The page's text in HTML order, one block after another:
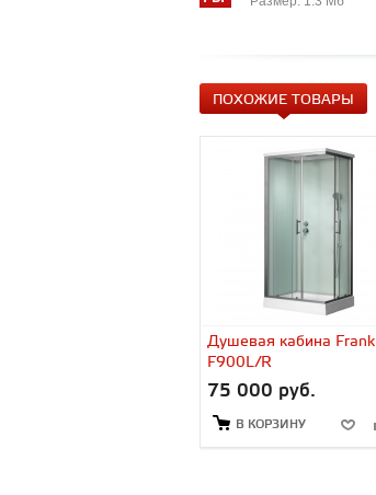
ПОХОЖИЕ ТОВАРЫ
Душевая кабина Frank
F900L/R
75 000 руб.
В КОРЗИНУ